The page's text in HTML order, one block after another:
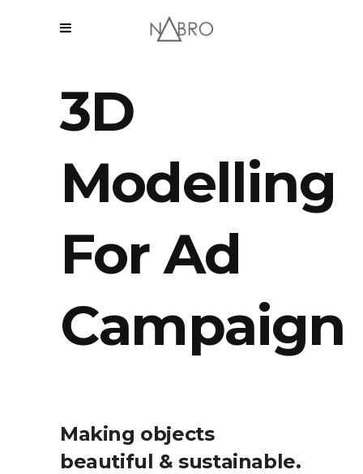
3D
Modelling
For Ad
Campaign
Making objects
beautiful & sustainable.